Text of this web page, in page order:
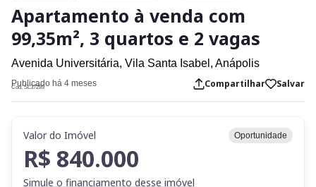
Apartamento à venda com
99,35m², 3 quartos e 2 vagas
Avenida Universitária, Vila Santa Isabel, Anápolis
Publicado há 4 meses
Cod. SL37289 Compartilhar Salvar
Valor do Imóvel Oportunidade
R$ 840.000
Simule o financiamento desse imóvel